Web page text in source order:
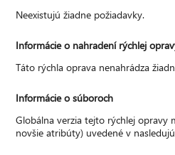
Neexistujú žiadne požiadavky.
Informácie o nahradení rýchlej
Táto rýchla oprava nenahrádza
Informácie o súboroch
Globálna verzia tejto rýchlej opravy
novšie atribúty) uvedené v